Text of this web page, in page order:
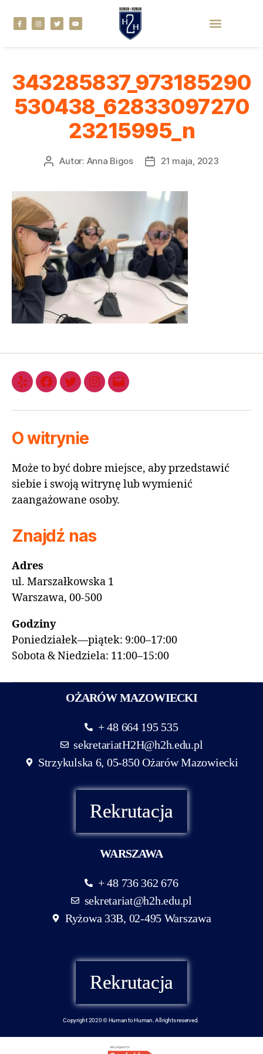
343285837_973185290
530438_62833097270
23215995_n
Autor: Anna Bigos 21 maja, 2023
O witrynie
Może to być dobre miejsce, aby przedstawić
siebie i swoją witrynę lub wymienić
zaangażowane osoby.
Znajdź nas
Adres
ul. Marszałkowska 1
Warszawa, 00-500
Godziny
Poniedziałek—piątek: 9:00–17:00
Sobota & Niedziela: 11:00–15:00
OŻARÓW MAZOWIECKI
+ 48 664 195 535
sekretariatH2H@h2h.edu.pl
Strzykulska 6, 05-850 Ożarów Mazowiecki
Rekrutacja
WARSZAWA
+ 48 736 362 676
sekretariat@h2h.edu.pl
Ryżowa 33B, 02-495 Warszawa
Rekrutacja
Copyright 2020 © Human to Human. All rights reserved.